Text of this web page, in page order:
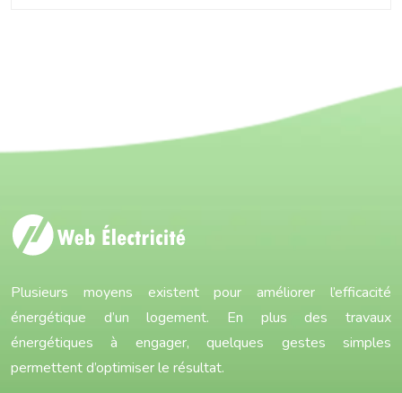
Plusieurs moyens existent pour améliorer l’efficacité
énergétique d’un logement. En plus des travaux
énergétiques à engager, quelques gestes simples
permettent d’optimiser le résultat.